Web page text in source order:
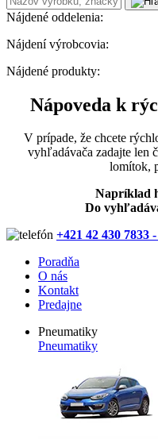
Nájdené oddelenia:
Nájdení výrobcovia:
Nájdené produkty:
Nápoveda k
V prípade, že chcete
vyhľadávača zadajte len
lomítok,
Napríklad
Do
+421 42 430 7833
Poradňa
O nás
Kontakt
Predajne
Pneumatiky
Pneumatiky